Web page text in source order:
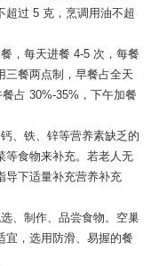
超过 5 克，烹调用油不超
，每天进餐 4-5 次，每餐
三餐两点制，早餐占全天
占 30%-35%，下午加餐
、铁、锌等营养素缺乏的
等食物来补充。若老人无
导下适量补充营养补充
、制作、品尝食物。空巢
宜，选用防滑、易握的餐